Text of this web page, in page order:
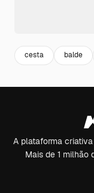
cesta balde
A plataforma
Mais de 1 milhão